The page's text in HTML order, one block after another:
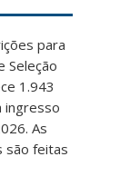
para
Seleção
1.943
ingresso
As
são feitas